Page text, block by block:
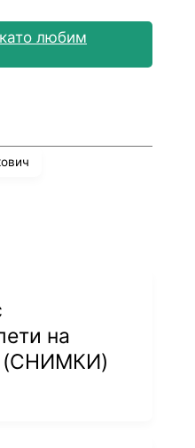
любим
на
(СНИМКИ)